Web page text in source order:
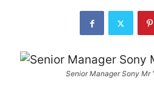
Senior Manager Sony Mr